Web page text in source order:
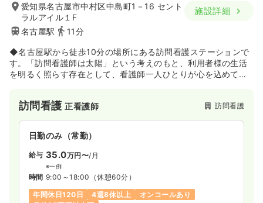
愛知県名古屋市中村区中島町1－16 セント
ラルアイル１F
名古屋駅
11分
施設詳細
◆名古屋駅から徒歩10分の場所にある訪問看護ステーションで
す。「訪問看護師は太陽」という考えのもと、利用者様の生活
を明るく照らす存在として、看護師一人ひとりが心を込めて働
訪問看護正看護師 訪問看護
日勤のみ（常勤）
給与 35.0万円〜/月
※一例
時間 9:00～18:00 （休憩60分）
年間休日120日
4週8休以上
オンコールあり